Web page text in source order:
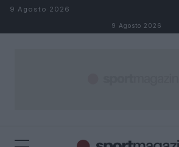
Salta al contenuto
9 Agosto 2026
9 Agosto 2026